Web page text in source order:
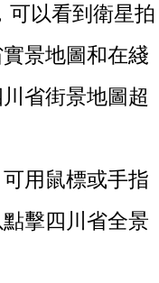
可以看到衛星拍
景地圖和在綫
省街景地圖超
用鼠標或手指
擊四川省全景